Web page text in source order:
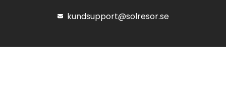
kundsupport@solresor.se